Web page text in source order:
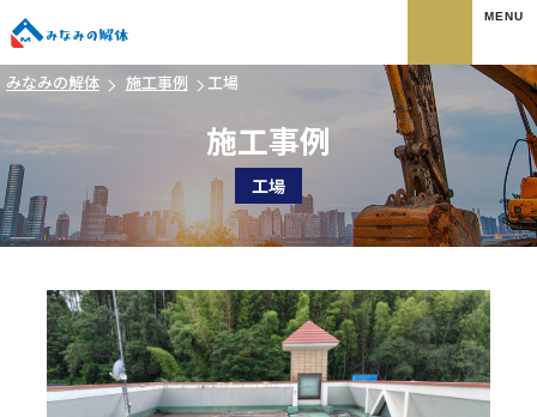
みなみの解体 施工事例 工場
施工事例
工場